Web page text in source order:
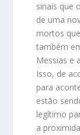
sinais que
de uma
mortos
também
Messias e
Isso, de
para
estão
legítimo
a